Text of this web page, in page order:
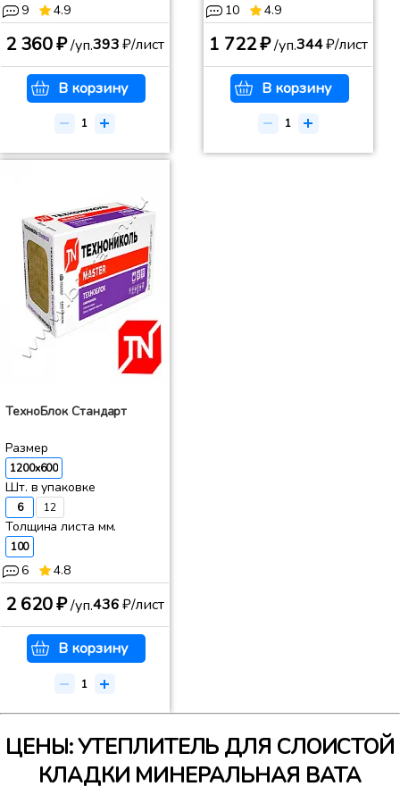
9 4.9
2 360 ₽/уп.393₽/лист
В корзину
10 4.9
1 722 ₽/уп.344₽/лист
В корзину
ТехноБлок Стандарт
Размер
1200x600
Шт. в упаковке
6 12
Толщина листа мм.
100
6 4.8
2 620 ₽/уп.436₽/лист
В корзину
ЦЕНЫ: УТЕПЛИТЕЛЬ ДЛЯ СЛОИСТОЙ
КЛАДКИ МИНЕРАЛЬНАЯ ВАТА